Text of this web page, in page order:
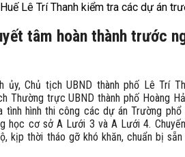
Lê Trí Thanh kiểm tra các dự án
tâm hoàn thành trước
ủy, Chủ tịch UBND thành phố Lê Trí
Thường trực UBND thành phố Hoàng
hình thi công các dự án Trường phổ
học cơ sở A Lưới 3 và A Lưới 4.
kịp thời tháo gỡ khó khăn, chuẩn bị sẵn